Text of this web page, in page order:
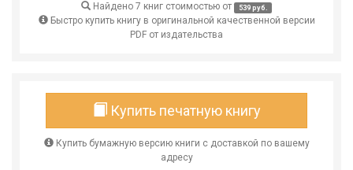
Найдено 7 книг стоимостью от 539 руб.
Быстро купить книгу в оригинальной качественной версии
PDF от издательства
Купить печатную книгу
Купить бумажную версию книги с доставкой по вашему
адресу